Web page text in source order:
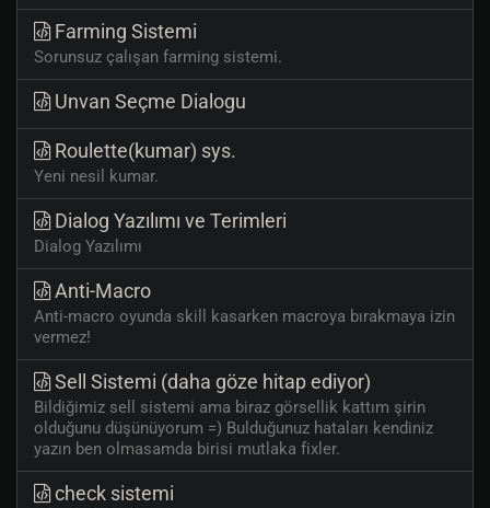
Farming Sistemi
Sorunsuz çalışan farming sistemi.
Unvan Seçme Dialogu
Roulette(kumar) sys.
Yeni nesil kumar.
Dialog Yazılımı ve Terimleri
Dialog Yazılımı
Anti-Macro
Anti-macro oyunda skill kasarken macroya bırakmaya izin
vermez!
Sell Sistemi (daha göze hitap ediyor)
Bildiğimiz sell sistemi ama biraz görsellik kattım şirin
olduğunu düşünüyorum =) Bulduğunuz hataları kendiniz
yazın ben olmasamda birisi mutlaka fixler.
check sistemi